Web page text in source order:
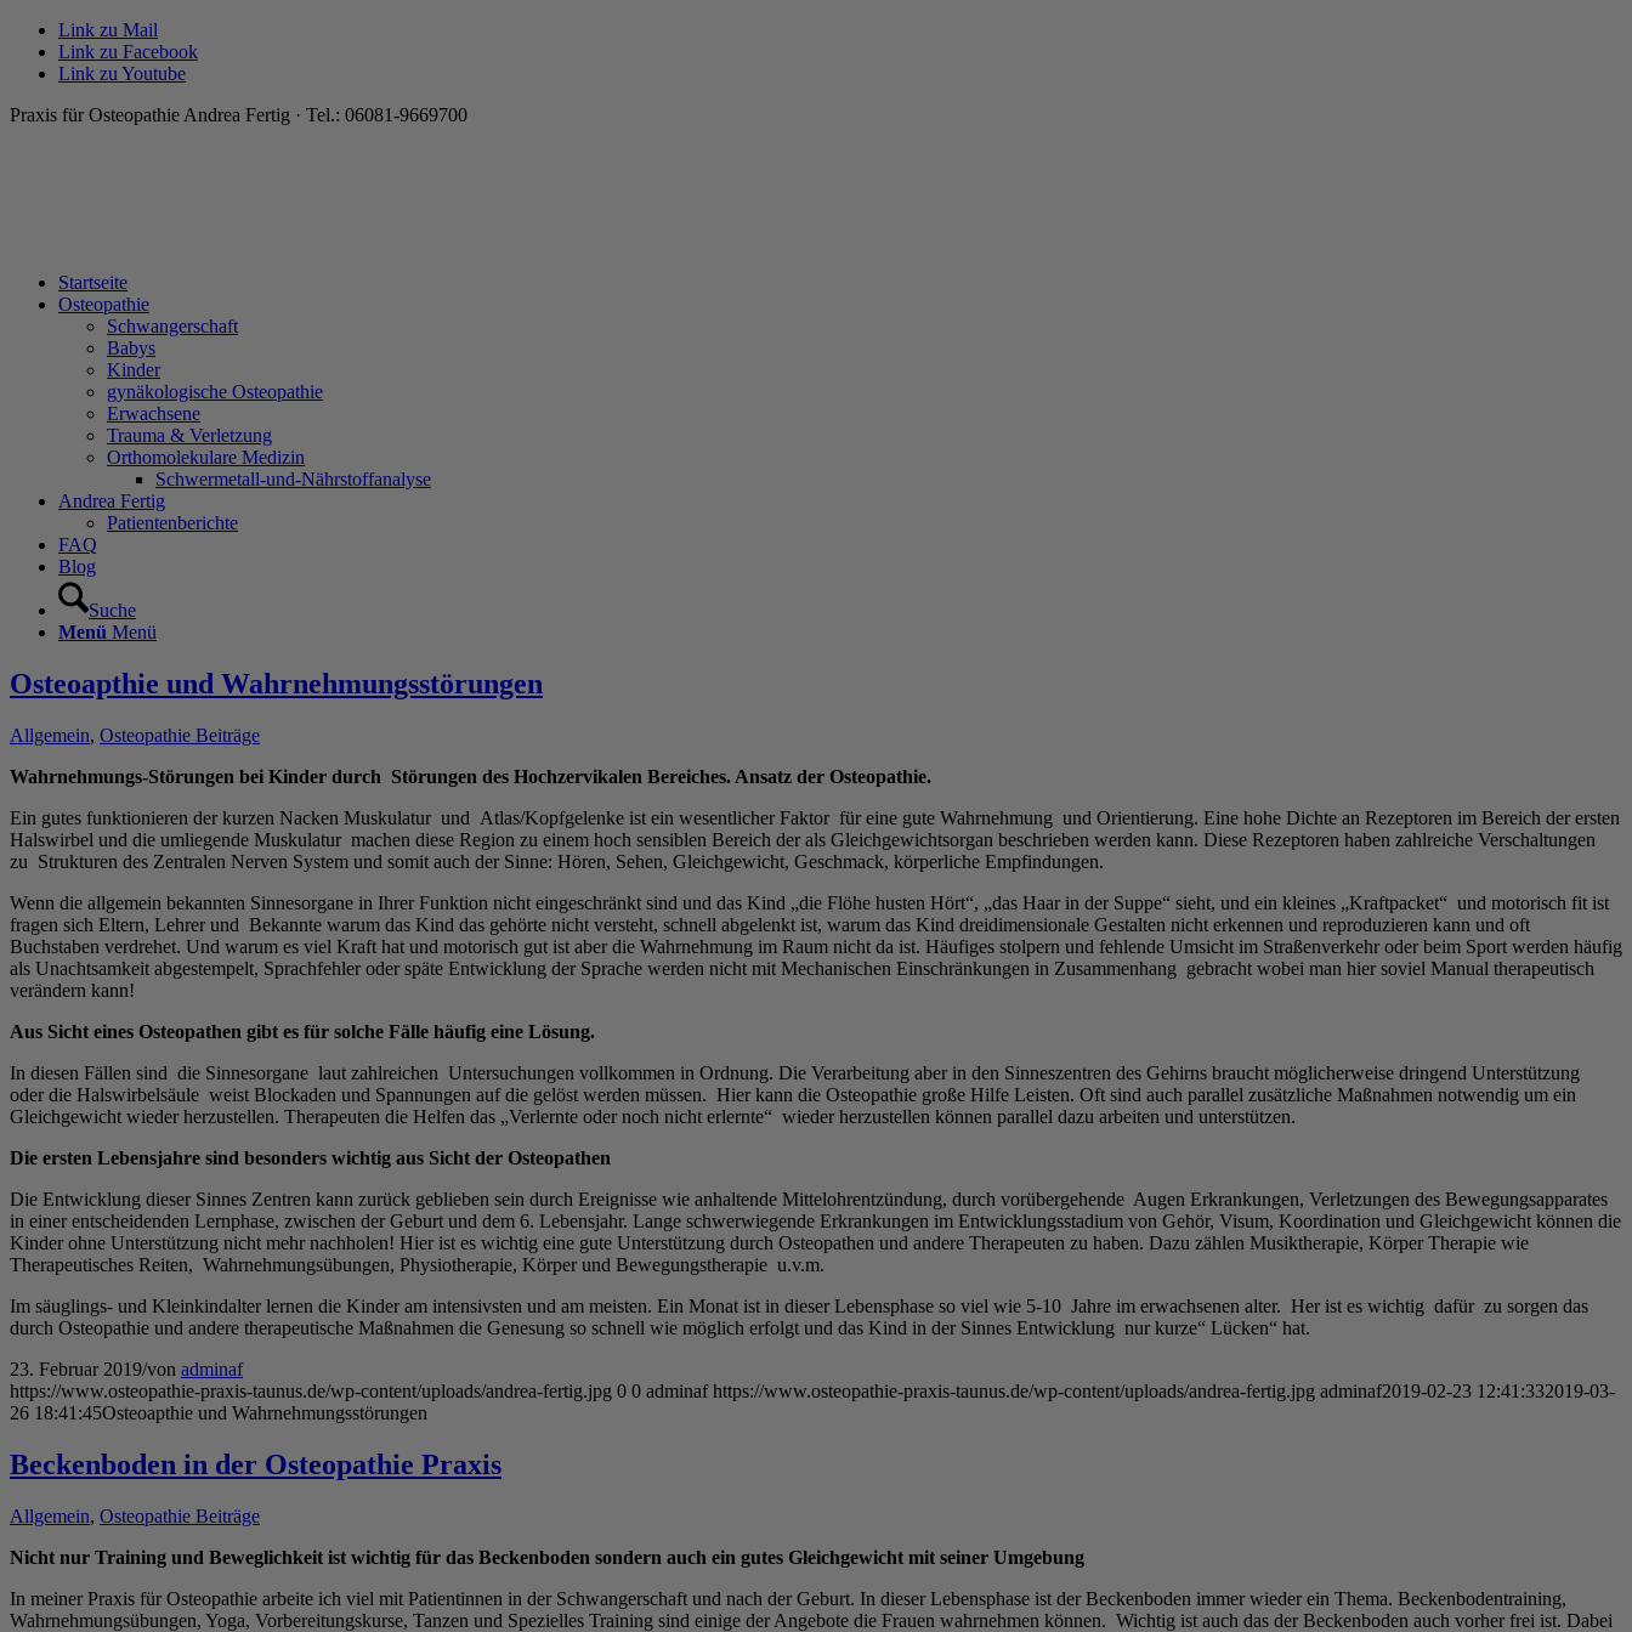
Link zu Mail
Link zu Facebook
Link zu Youtube
Praxis für Osteopathie Andrea Fertig · Tel.: 06081-9669700
Startseite
Osteopathie
Schwangerschaft
Babys
Kinder
gynäkologische Osteopathie
Erwachsene
Trauma & Verletzung
Orthomolekulare Medizin
Schwermetall-und-Nährstoffanalyse
Andrea Fertig
Patientenberichte
FAQ
Blog
Suche
Menü Menü
Osteoapthie und Wahrnehmungsstörungen
Allgemein, Osteopathie Beiträge
Wahrnehmungs-Störungen bei Kinder durch Störungen des Hochzervikalen Bereiches. Ansatz der Osteopathie.
Ein gutes funktionieren der kurzen Nacken Muskulatur und Atlas/Kopfgelenke ist ein wesentlicher Faktor für eine gute Wahrnehmung und Orientierung. Eine hohe Dichte an Rezeptoren im Bereich der ersten
Halswirbel und die umliegende Muskulatur machen diese Region zu einem hoch sensiblen Bereich der als Gleichgewichtsorgan beschrieben werden kann. Diese Rezeptoren haben zahlreiche Verschaltungen
zu Strukturen des Zentralen Nerven System und somit auch der Sinne: Hören, Sehen, Gleichgewicht, Geschmack, körperliche Empfindungen.
Wenn die allgemein bekannten Sinnesorgane in Ihrer Funktion nicht eingeschränkt sind und das Kind „die Flöhe husten Hört“, „das Haar in der Suppe“ sieht, und ein kleines „Kraftpacket“ und motorisch fit ist
fragen sich Eltern, Lehrer und Bekannte warum das Kind das gehörte nicht versteht, schnell abgelenkt ist, warum das Kind dreidimensionale Gestalten nicht erkennen und reproduzieren kann und oft
Buchstaben verdrehet. Und warum es viel Kraft hat und motorisch gut ist aber die Wahrnehmung im Raum nicht da ist. Häufiges stolpern und fehlende Umsicht im Straßenverkehr oder beim Sport werden häufig
als Unachtsamkeit abgestempelt, Sprachfehler oder späte Entwicklung der Sprache werden nicht mit Mechanischen Einschränkungen in Zusammenhang gebracht wobei man hier soviel Manual therapeutisch
verändern kann!
Aus Sicht eines Osteopathen gibt es für solche Fälle häufig eine Lösung.
In diesen Fällen sind die Sinnesorgane laut zahlreichen Untersuchungen vollkommen in Ordnung. Die Verarbeitung aber in den Sinneszentren des Gehirns braucht möglicherweise dringend Unterstützung
oder die Halswirbelsäule weist Blockaden und Spannungen auf die gelöst werden müssen. Hier kann die Osteopathie große Hilfe Leisten. Oft sind auch parallel zusätzliche Maßnahmen notwendig um ein
Gleichgewicht wieder herzustellen. Therapeuten die Helfen das „Verlernte oder noch nicht erlernte“ wieder herzustellen können parallel dazu arbeiten und unterstützen.
Die ersten Lebensjahre sind besonders wichtig aus Sicht der Osteopathen
Die Entwicklung dieser Sinnes Zentren kann zurück geblieben sein durch Ereignisse wie anhaltende Mittelohrentzündung, durch vorübergehende Augen Erkrankungen, Verletzungen des Bewegungsapparates
in einer entscheidenden Lernphase, zwischen der Geburt und dem 6. Lebensjahr. Lange schwerwiegende Erkrankungen im Entwicklungsstadium von Gehör, Visum, Koordination und Gleichgewicht können die
Kinder ohne Unterstützung nicht mehr nachholen! Hier ist es wichtig eine gute Unterstützung durch Osteopathen und andere Therapeuten zu haben. Dazu zählen Musiktherapie, Körper Therapie wie
Therapeutisches Reiten, Wahrnehmungsübungen, Physiotherapie, Körper und Bewegungstherapie u.v.m.
Im säuglings- und Kleinkindalter lernen die Kinder am intensivsten und am meisten. Ein Monat ist in dieser Lebensphase so viel wie 5-10 Jahre im erwachsenen alter. Her ist es wichtig dafür zu sorgen das
durch Osteopathie und andere therapeutische Maßnahmen die Genesung so schnell wie möglich erfolgt und das Kind in der Sinnes Entwicklung nur kurze“ Lücken“ hat.
23. Februar 2019/von adminaf
https://www.osteopathie-praxis-taunus.de/wp-content/uploads/andrea-fertig.jpg 0 0 adminaf https://www.osteopathie-praxis-taunus.de/wp-content/uploads/andrea-fertig.jpg adminaf2019-02-23 12:41:332019-03-
26 18:41:45Osteoapthie und Wahrnehmungsstörungen
Beckenboden in der Osteopathie Praxis
Allgemein, Osteopathie Beiträge
Nicht nur Training und Beweglichkeit ist wichtig für das Beckenboden sondern auch ein gutes Gleichgewicht mit seiner Umgebung
In meiner Praxis für Osteopathie arbeite ich viel mit Patientinnen in der Schwangerschaft und nach der Geburt. In dieser Lebensphase ist der Beckenboden immer wieder ein Thema. Beckenbodentraining,
Wahrnehmungsübungen, Yoga, Vorbereitungskurse, Tanzen und Spezielles Training sind einige der Angebote die Frauen wahrnehmen können. Wichtig ist auch das der Beckenboden auch vorher frei ist. Dabei